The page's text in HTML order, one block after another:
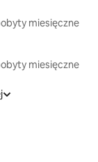
miesięczne
miesięczne